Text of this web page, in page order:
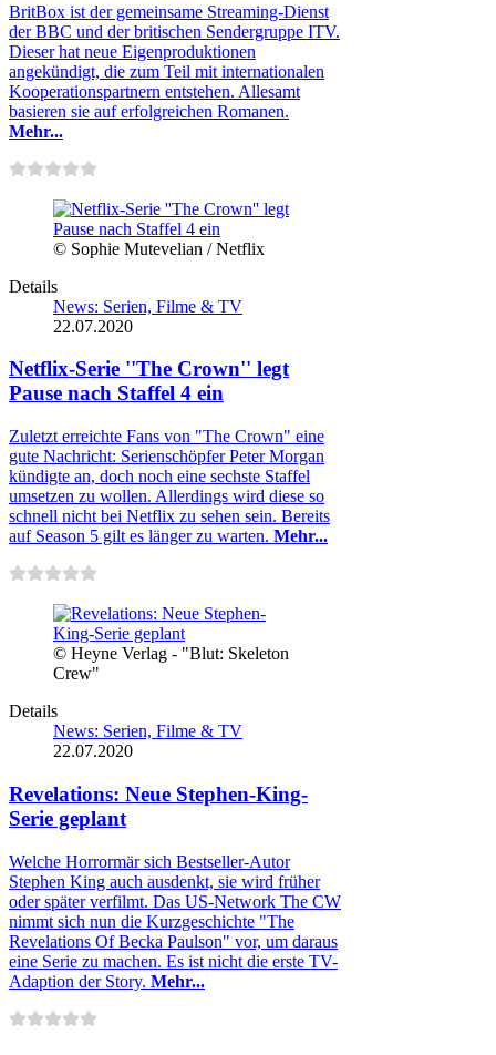
BritBox ist der gemeinsame Streaming-Dienst
der BBC und der britischen Sendergruppe ITV.
Dieser hat neue Eigenproduktionen
angekündigt, die zum Teil mit internationalen
Kooperationspartnern entstehen. Allesamt
basieren sie auf erfolgreichen Romanen.
Mehr...
© Sophie Mutevelian / Netflix
Details
News: Serien, Filme & TV
22.07.2020
Netflix-Serie ''The Crown'' legt
Pause nach Staffel 4 ein
Zuletzt erreichte Fans von "The Crown" eine
gute Nachricht: Serienschöpfer Peter Morgan
kündigte an, doch noch eine sechste Staffel
umsetzen zu wollen. Allerdings wird diese so
schnell nicht bei Netflix zu sehen sein. Bereits
auf Season 5 gilt es länger zu warten. Mehr...
© Heyne Verlag - "Blut: Skeleton
Crew"
Details
News: Serien, Filme & TV
22.07.2020
Revelations: Neue Stephen-King-
Serie geplant
Welche Horrormär sich Bestseller-Autor
Stephen King auch ausdenkt, sie wird früher
oder später verfilmt. Das US-Network The CW
nimmt sich nun die Kurzgeschichte "The
Revelations Of Becka Paulson" vor, um daraus
eine Serie zu machen. Es ist nicht die erste TV-
Adaption der Story. Mehr...